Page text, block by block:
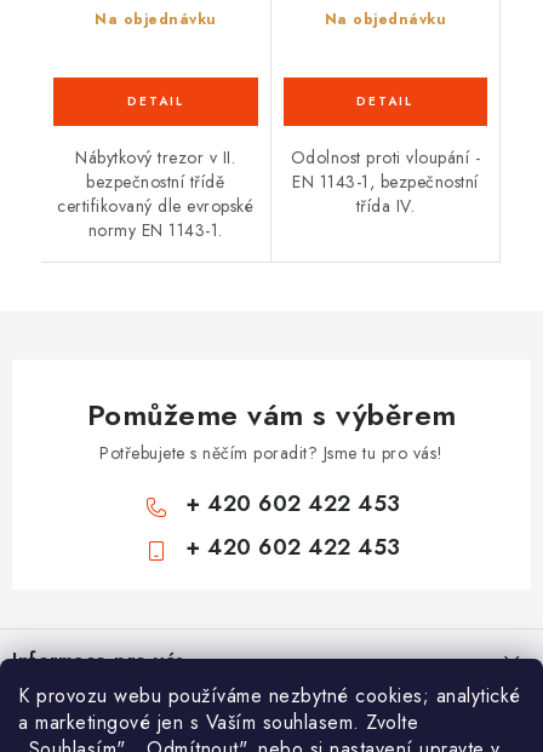
K provozu webu používáme nezbytné cookies; analytické
a marketingové jen s Vaším souhlasem. Zvolte
Na objednávku
Nábytkový trezor v II.
bezpečnostní třídě
certifikovaný dle evropské
normy EN 1143-1.
Na objednávku
Odolnost proti vloupání -
EN 1143-1, bezpečnostní
třída IV.
Pomůžeme vám s výběrem
Potřebujete s něčím poradit? Jsme tu pro vás!
+ 420 602 422 453
+ 420 602 422 453
á
pInformace pro vás
Zámečnické služby
Nákupní košík